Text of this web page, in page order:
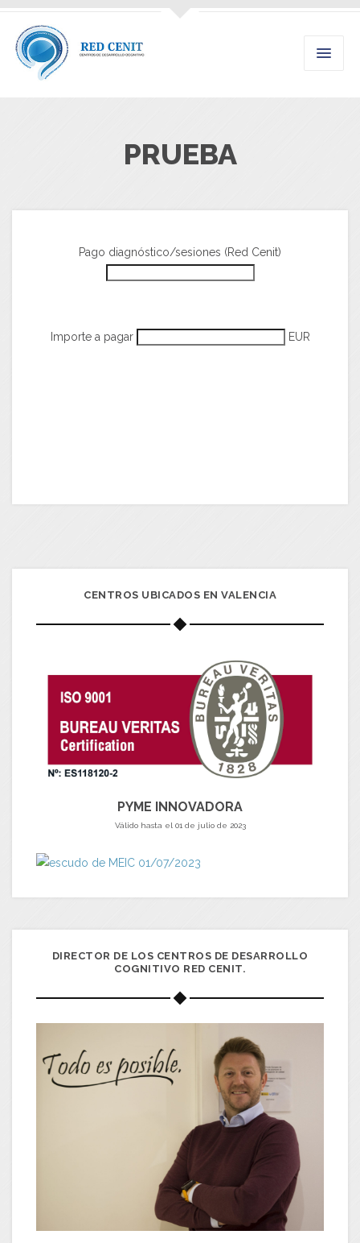
PRUEBA
Pago diagnóstico/sesiones (Red Cenit)
Importe a pagar EUR
CENTROS UBICADOS EN VALENCIA
PYME INNOVADORA
Válido hasta el 01 de julio de 2023
DIRECTOR DE LOS CENTROS DE DESARROLLO
COGNITIVO RED CENIT.